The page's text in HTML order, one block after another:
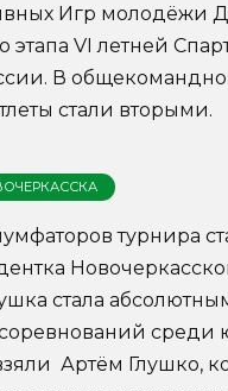
Игр молодёжи
этапа VI летней
В
стали вторыми.
турнира
стала
среди
Артём Глушко,